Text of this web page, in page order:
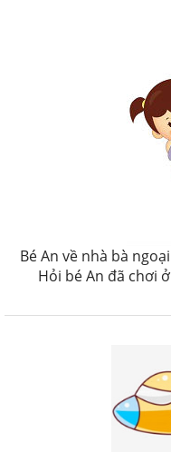
Bé An về nhà bà
Hỏi bé An đã chơi